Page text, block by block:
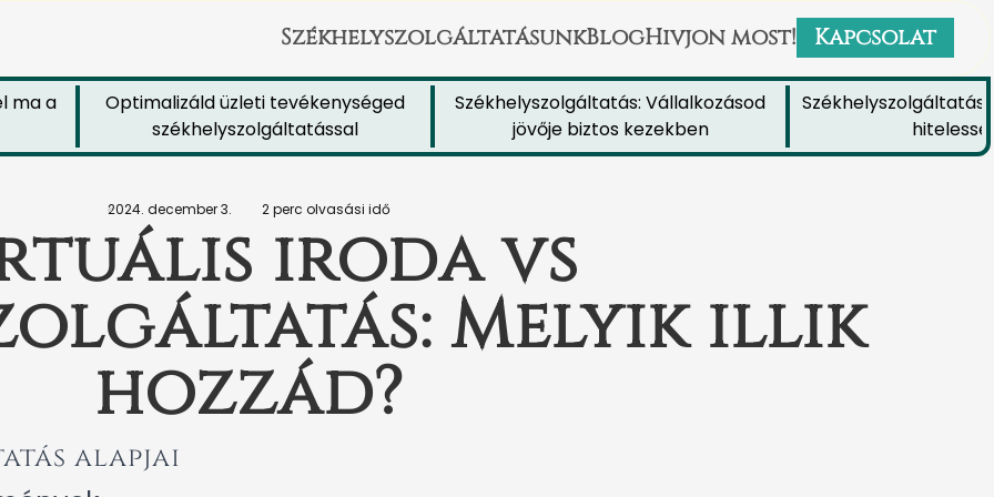
SzékhelyszolgáltatásunkBlogHivjon most! Kapcsolat
a
Optimalizáld üzleti tevékenységed
székhelyszolgáltatással
Székhelyszolgáltatás: Vállalkozásod
jövője biztos kezekben
Székhelyszolgáltatás:
hitelességét
2024. december 3. 2 perc olvasási idő
iroda vs
Melyik illik
hozzád?
alapjai